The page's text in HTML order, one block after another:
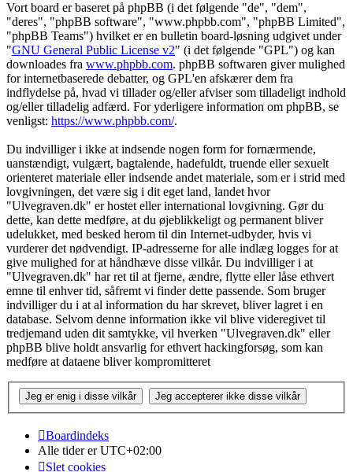
Vort board er baseret på phpBB (i det følgende "de", "dem",
"deres", "phpBB software", "www.phpbb.com", "phpBB Limited",
"phpBB Teams") hvilket er en bulletin board-løsning udgivet under
"GNU General Public License v2" (i det følgende "GPL") og kan
downloades fra www.phpbb.com. phpBB softwaren giver mulighed
for internetbaserede debatter, og GPL'en afskærer dem fra
indflydelse på, hvad vi tillader og/eller afviser som tilladeligt indhold
og/eller tilladelig adfærd. For yderligere information om phpBB, se
venligst: https://www.phpbb.com/.
Du indvilliger i ikke at indsende nogen form for fornærmende,
uanstændigt, vulgært, bagtalende, hadefuldt, truende eller sexuelt
orienteret materiale eller indsende andet materiale, som er i strid med
lovgivningen, det være sig i dit eget land, landet hvor
"Ulvegraven.dk" er hostet eller international lovgivning. Gør du
dette, kan dette medføre, at du øjeblikkeligt og permanent bliver
udelukket, med besked herom til din Internet-udbyder, hvis vi
vurderer det nødvendigt. IP-adresserne for alle indlæg logges for at
give mulighed for at håndhæve disse vilkår. Du indvilliger i at
"Ulvegraven.dk" har ret til at fjerne, ændre, flytte eller låse ethvert
emne til enhver tid, såfremt vi finder dette passende. Som bruger
indvilliger du i at al information du har skrevet, bliver lagret i en
database. Selvom denne information ikke vil blive videregivet til
tredjemand uden dit samtykke, vil hverken "Ulvegraven.dk" eller
phpBB blive holdt ansvarlig for ethvert hackingforsøg, som kan
medføre at dataene bliver kompromitteret
Boardindeks
Alle tider erUTC+02:00
Slet cookies